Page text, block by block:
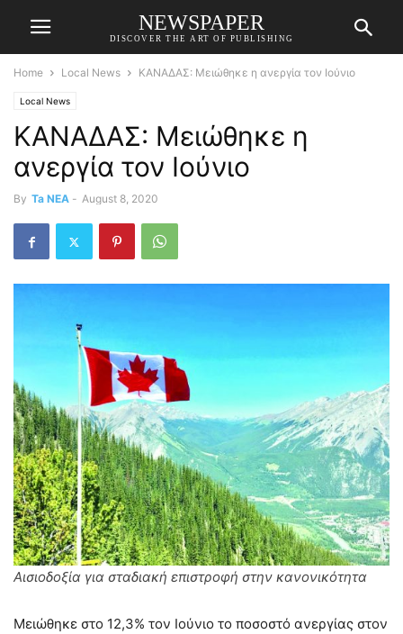
NEWSPAPER
DISCOVER THE ART OF PUBLISHING
Home Local News ΚΑΝΑΔΑΣ: Μειώθηκε η ανεργία τον Ιούνιο
Local News
ΚΑΝΑΔΑΣ: Μειώθηκε η
ανεργία τον Ιούνιο
By Ta NEA - August 8, 2020
Αισιοδοξία για σταδιακή επιστροφή στην κανονικότητα
Μειώθηκε στο 12,3% τον Ιούνιο το ποσοστό ανεργίας στον